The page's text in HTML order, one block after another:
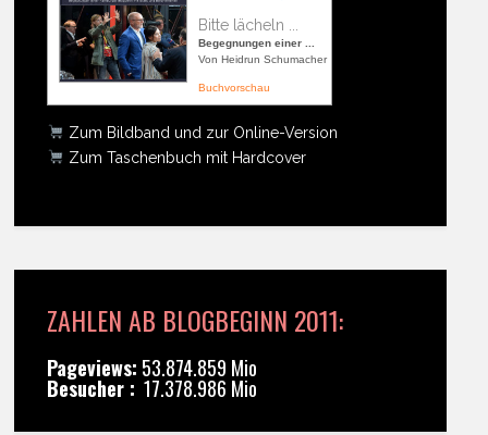
Bitte lächeln ...
Begegnungen einer ...
Von Heidrun Schumacher
Buchvorschau
Zum Bildband und zur Online-Version
Zum Taschenbuch mit Hardcover
ZAHLEN AB BLOGBEGINN 2011:
Pageviews: 53.874.859 Mio
Besucher : 17.378.986 Mio